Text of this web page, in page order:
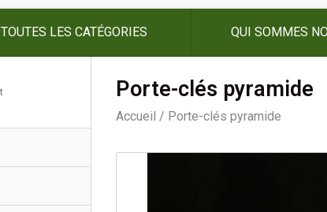
TOUTES LES CATÉGORIES QUI SOMMES
Porte-clés pyramide
Accueil / Porte-clés pyramide